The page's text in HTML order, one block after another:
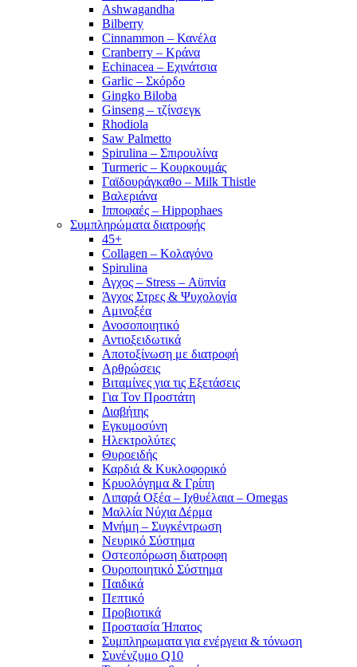
Ashwagandha
Bilberry
Cinnammon – Κανέλα
Cranberry – Κράνα
Echinacea – Εχινάτσια
Garlic – Σκόρδο
Gingko Biloba
Ginseng – τζίνσεγκ
Rhodiola
Saw Palmetto
Spirulina – Σπιρουλίνα
Turmeric – Κουρκουμάς
Γαϊδουράγκαθο – Milk Thistle
Βαλεριάνα
Ιπποφαές – Hippophaes
Συμπληρώματα διατροφής
45+
Collagen – Κολαγόνο
Spirulina
Αγχος – Stress – Αϋπνία
Άγχος Στρες & Ψυχολογία
Αμινοξέα
Ανοσοποιητικό
Αντιοξειδωτικά
Αποτοξίνωση με διατροφή
Αρθρώσεις
Βιταμίνες για τις Εξετάσεις
Για Τον Προστάτη
Διαβήτης
Εγκυμοσύνη
Ηλεκτρολύτες
Θυροειδής
Καρδιά & Κυκλοφορικό
Κρυολόγημα & Γρίπη
Λιπαρά Οξέα – Ιχθυέλαια – Omegas
Μαλλία Νύχια Δέρμα
Μνήμη – Συγκέντρωση
Νευρικό Σύστημα
Οστεοπόρωση διατροφη
Ουροποιητικό Σύστημα
Παιδικά
Πεπτικό
Προβιοτικά
Προστασία Ήπατος
Συμπληρωματα για ενέργεια & τόνωση
Συνένζυμο Q10